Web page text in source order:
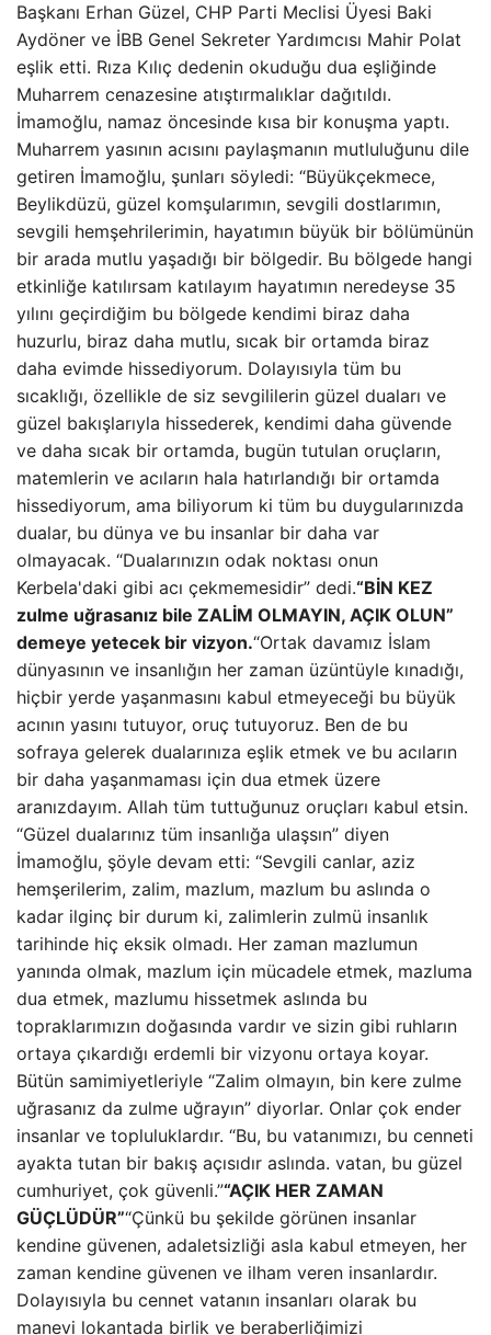
Başkanı Erhan Güzel, CHP Parti Meclisi Üyesi Baki
Aydöner ve İBB Genel Sekreter Yardımcısı Mahir Polat
eşlik etti. Rıza Kılıç dedenin okuduğu dua eşliğinde
Muharrem cenazesine atıştırmalıklar dağıtıldı.
İmamoğlu, namaz öncesinde kısa bir konuşma yaptı.
Muharrem yasının acısını paylaşmanın mutluluğunu dile
getiren İmamoğlu, şunları söyledi: “Büyükçekmece,
Beylikdüzü, güzel komşularımın, sevgili dostlarımın,
sevgili hemşehrilerimin, hayatımın büyük bir bölümünün
bir arada mutlu yaşadığı bir bölgedir. Bu bölgede hangi
etkinliğe katılırsam katılayım hayatımın neredeyse 35
yılını geçirdiğim bu bölgede kendimi biraz daha
huzurlu, biraz daha mutlu, sıcak bir ortamda biraz
daha evimde hissediyorum. Dolayısıyla tüm bu
sıcaklığı, özellikle de siz sevgililerin güzel duaları ve
güzel bakışlarıyla hissederek, kendimi daha güvende
ve daha sıcak bir ortamda, bugün tutulan oruçların,
matemlerin ve acıların hala hatırlandığı bir ortamda
hissediyorum, ama biliyorum ki tüm bu duygularınızda
dualar, bu dünya ve bu insanlar bir daha var
olmayacak. “Dualarınızın odak noktası onun
Kerbela'daki gibi acı çekmemesidir” dedi.“BİN KEZ
zulme uğrasanız bile ZALİM OLMAYIN, AÇIK OLUN”
demeye yetecek bir vizyon.“Ortak davamız İslam
dünyasının ve insanlığın her zaman üzüntüyle kınadığı,
hiçbir yerde yaşanmasını kabul etmeyeceği bu büyük
acının yasını tutuyor, oruç tutuyoruz. Ben de bu
sofraya gelerek dualarınıza eşlik etmek ve bu acıların
bir daha yaşanmaması için dua etmek üzere
aranızdayım. Allah tüm tuttuğunuz oruçları kabul etsin.
“Güzel dualarınız tüm insanlığa ulaşsın” diyen
İmamoğlu, şöyle devam etti: “Sevgili canlar, aziz
hemşerilerim, zalim, mazlum, mazlum bu aslında o
kadar ilginç bir durum ki, zalimlerin zulmü insanlık
tarihinde hiç eksik olmadı. Her zaman mazlumun
yanında olmak, mazlum için mücadele etmek, mazluma
dua etmek, mazlumu hissetmek aslında bu
topraklarımızın doğasında vardır ve sizin gibi ruhların
ortaya çıkardığı erdemli bir vizyonu ortaya koyar.
Bütün samimiyetleriyle “Zalim olmayın, bin kere zulme
uğrasanız da zulme uğrayın” diyorlar. Onlar çok ender
insanlar ve topluluklardır. “Bu, bu vatanımızı, bu cenneti
ayakta tutan bir bakış açısıdır aslında. vatan, bu güzel
cumhuriyet, çok güvenli.”“AÇIK HER ZAMAN
GÜÇLÜDÜR”“Çünkü bu şekilde görünen insanlar
kendine güvenen, adaletsizliği asla kabul etmeyen, her
zaman kendine güvenen ve ilham veren insanlardır.
Dolayısıyla bu cennet vatanın insanları olarak bu
manevi lokantada birlik ve beraberliğimizi